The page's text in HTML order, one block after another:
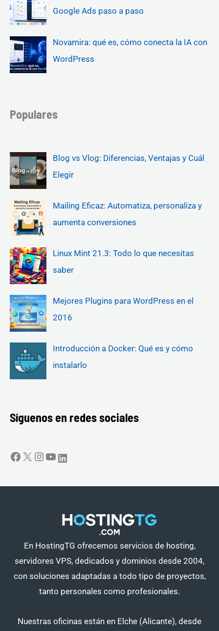
Google Ads paso a paso
Novamira: qué es, cómo conecta la IA con
WordPress
Populares
Blog vs Vlog: Diferencias, Ventajas y Cuál
Elegir
Mailing Eficaz: Automatiza, personaliza y
aumenta conversiones
Linux Mint 21.3: Todo lo que necesitas
saber
Mejores Plugins para WordPress en el
2016
Introducción a Docker: Qué es y cómo
instalarlo
Síguenos en redes sociales
En HostingTG ofrecemos servicios de hosting,
servidores VPS, dedicados y dominios desde 2004,
con soluciones adaptadas a todo tipo de proyectos,
tanto personales como profesionales.
Nuestras oficinas están en Elche (Alicante), desde